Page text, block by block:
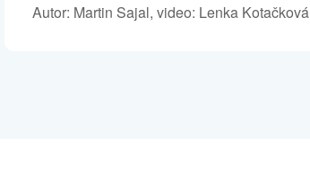
Autor: Martin Sajal, video: Lenka Kotačková